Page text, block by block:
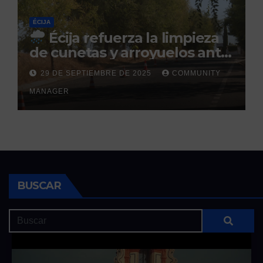
ÉCIJA
Écija refuerza la limpieza
de cunetas y arroyuelos ante
la llegada de las lluvias
otoñales
29 DE SEPTIEMBRE DE 2025 COMMUNITY
MANAGER
BUSCAR